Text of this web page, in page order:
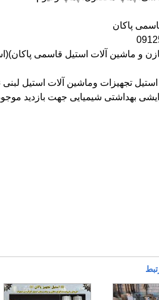
پاکان
و ماشین آلات استیل قاسمی
تجهیزات وماشین آلات استیل لبنی
بهداشتی شیمیایی جهت بازدید